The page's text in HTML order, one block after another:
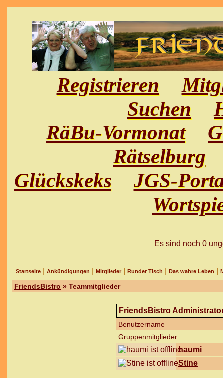
Registrieren
Suchen
RäBu-Vormonat
Rätselburg
Glückskeks
JGS-
Es sind noch 0
Startseite Ankündigungen Mitglieder Runder Tisch Das wahre Leben
FriendsBistro » Teammitglieder
FriendsBistro
Benutzername
Gruppenmitglieder
haumi
Stine